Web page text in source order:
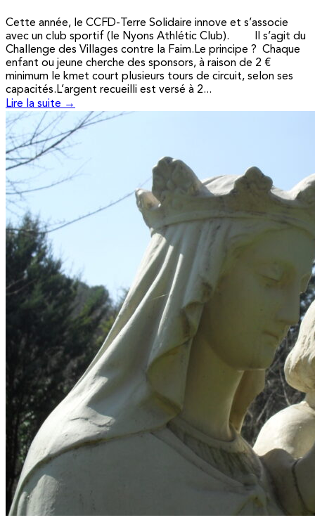
Cette année, le CCFD-Terre Solidaire innove et s’associe
avec un club sportif (le Nyons Athlétic Club). Il s’agit du
Challenge des Villages contre la Faim.Le principe ? Chaque
enfant ou jeune cherche des sponsors, à raison de 2 €
minimum le kmet court plusieurs tours de circuit, selon ses
capacités.L’argent recueilli est versé à 2...
Lire la suite →